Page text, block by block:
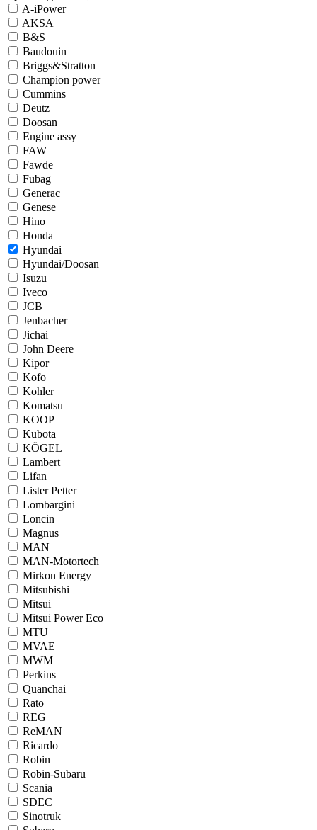
A-iPower
AKSA
B&S
Baudouin
Briggs&Stratton
Champion power
Cummins
Deutz
Doosan
Engine assy
FAW
Fawde
Fubag
Generac
Genese
Hino
Honda
Hyundai
Hyundai/Doosan
Isuzu
Iveco
JCB
Jenbacher
Jichai
John Deere
Kipor
Kofo
Kohler
Komatsu
KOOP
Kubota
KÖGEL
Lambert
Lifan
Lister Petter
Lombargini
Loncin
Magnus
MAN
MAN-Motortech
Mirkon Energy
Mitsubishi
Mitsui
Mitsui Power Eco
MTU
MVAE
MWM
Perkins
Quanchai
Rato
REG
ReMAN
Ricardo
Robin
Robin-Subaru
Scania
SDEC
Sinotruk